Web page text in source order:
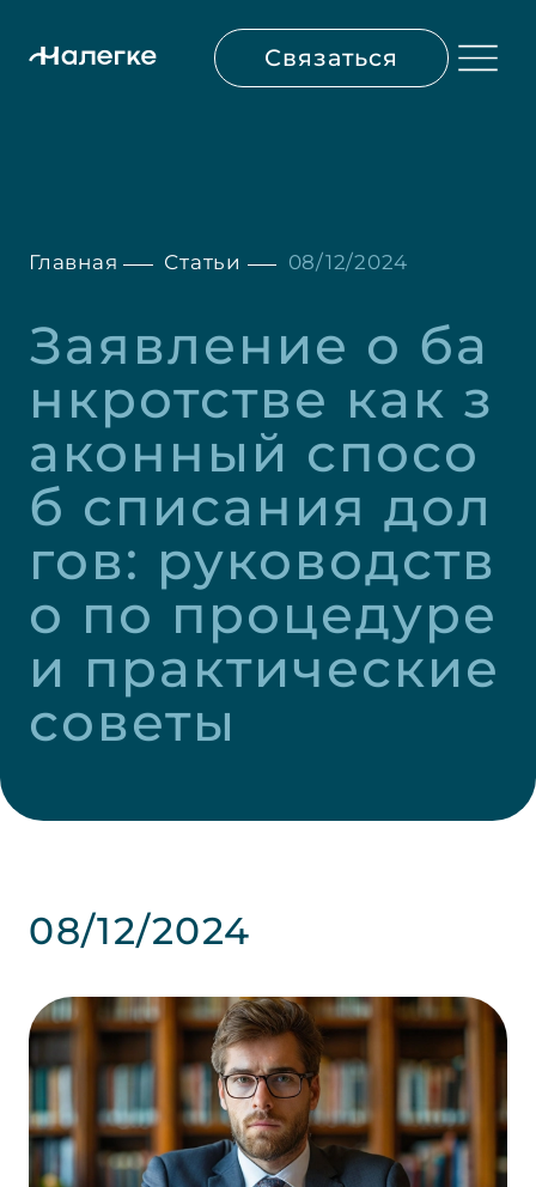
Связаться
Главная Статьи 08/12/2024
Заявление о ба
нкротстве как з
аконный спосо
б списания дол
гов: руководств
о по процедуре
и практические
советы
08/12/2024